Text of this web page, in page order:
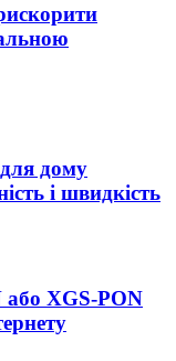
дому
і швидкість
або XGS-PON